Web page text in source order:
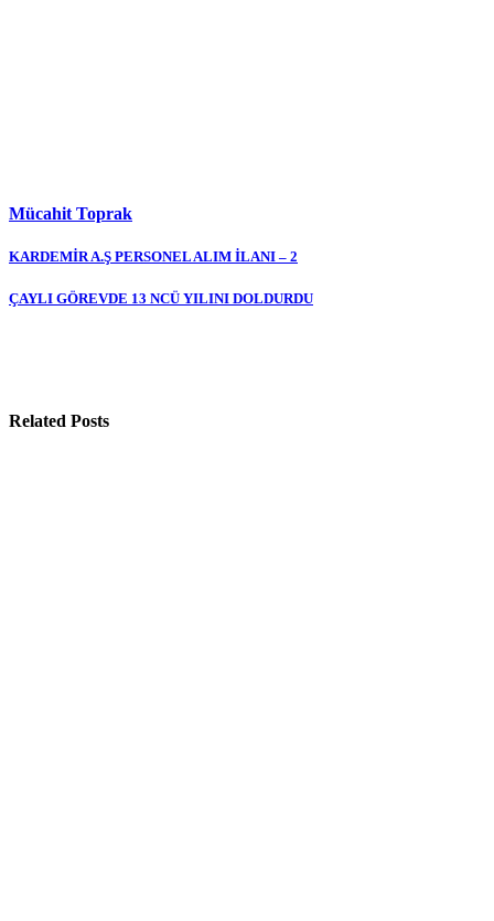
Mücahit Toprak
Yazı
gezinmesi
KARDEMİR A.Ş PERSONEL ALIM İLANI – 2
ÇAYLI GÖREVDE 13 NCÜ YILINI DOLDURDU
Related Posts